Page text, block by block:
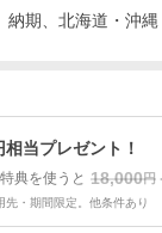
納期、北海道・沖
当プレゼント！
典を使うと 18,000円
先・期間限定。他条件あり